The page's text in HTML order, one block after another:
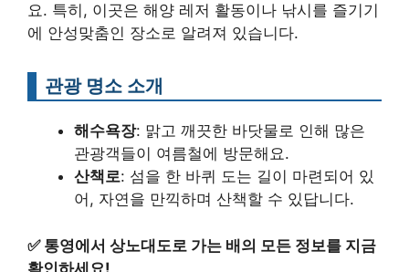
요. 특히, 이곳은 해양 레저 활동이나 낚시를 즐기기
에 안성맞춤인 장소로 알려져 있습니다.
관광 명소 소개
해수욕장: 맑고 깨끗한 바닷물로 인해 많은
관광객들이 여름철에 방문해요.
산책로: 섬을 한 바퀴 도는 길이 마련되어 있
어, 자연을 만끽하며 산책할 수 있답니다.
✅ 통영에서 상노대도로 가는 배의 모든 정보를 지금
확인하세요!